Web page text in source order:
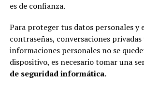
es de confianza.
Para proteger tus datos personales y
contraseñas, conversaciones
informaciones personales no se
dispositivo, es necesario tomar una
de seguridad informática.